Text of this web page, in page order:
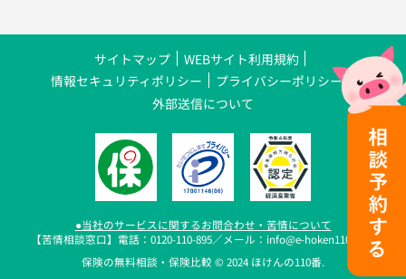
サイトマップ
WEBサイト利用規約
情報セキュリティポリシー
プライバシーポリシー
外部送信について
●当社のサービスに関するお問合わせ・苦情について
【苦情相談窓口】電話：0120-110-895／メール：info@e-hoken110.com
保険の無料相談・保険比較 © 2024 ほけんの110番.